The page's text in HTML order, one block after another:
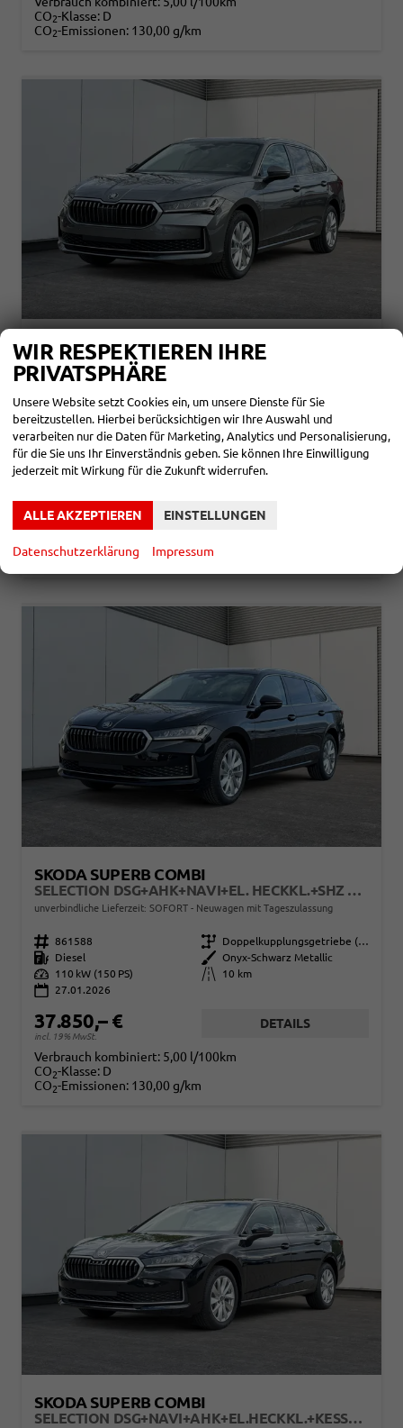
CO2-Klasse: D
CO2-Emissionen: 130,00 g/km
SKODA SUPERB COMBI
unverbindliche Lieferzeit: SOFORT
Fahrzeugnr. 861583
Kraftstoff
Diesel
Graphite-Grau Metallic
Kilometerstand 10 km
incl. 19% MwSt.
Verbrauch kombiniert:
-Klasse: D
CO -Emissionen:130,00 g/km
SKODA SUPERB COMBI
SELECTION DSG+AHK+NAVI+EL. HECKKL.+SHZ V+H+KAMERA+LED
unverbindliche Lieferzeit: SOFORT Neuwagen mit Tageszulassung
Fahrzeugnr. 861588 Getriebe
Doppelkupplungsgetriebe (DSG)
Kraftstoff
Diesel Außenfarbe
Onyx-Schwarz Metallic
Leistung
110 kW (150 PS) Kilometerstand
10 km
27.01.2026
37.850,– €
incl. 19% MwSt.
DETAILS
Verbrauch kombiniert: 5,00 l/100km
CO2-Klasse: D
CO2-Emissionen: 130,00 g/km
SKODA SUPERB COMBI
SELECTION DSG+NAVI+AHK+EL.HECKKL.+KESSY+SHZ
WIR RESPEKTIEREN IHRE
PRIVATSPHÄRE
Unsere Website setzt Cookies ein, um unsere Dienste für Sie
bereitzustellen. Hierbei berücksichtigen wir Ihre Auswahl und
verarbeiten nur die Daten für Marketing, Analytics und Personalisierung,
für die Sie uns Ihr Einverständnis geben. Sie können Ihre Einwilligung
jederzeit mit Wirkung für die Zukunft widerrufen.
ALLE AKZEPTIEREN EINSTELLUNGEN
Datenschutzerklärung Impressum